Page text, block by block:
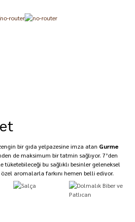
bir gıda yelpazesine imza atan Gurme
de maksimum bir tatmin sağlıyor. 7’den
tüketebileceği bu sağlıklı besinler geleneksel
aromalarla farkını hemen belli ediyor.
maddeleri, yapay aromalar ya da son
koruyucuları asla ihtiva etmeyen gıdalar,